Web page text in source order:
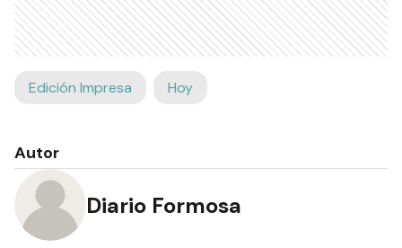
Edición Impresa Hoy
Autor
Diario Formosa